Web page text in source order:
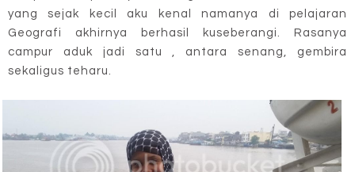
yang sejak kecil aku kenal namanya di pelajaran
Geografi akhirnya berhasil kuseberangi. Rasanya
campur aduk jadi satu , antara senang, gembira
sekaligus teharu.